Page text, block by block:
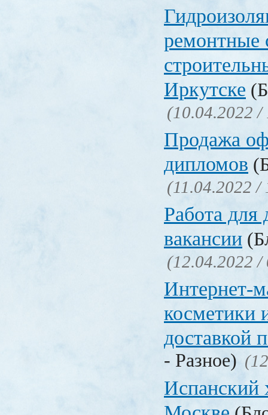
ремонтные
Иркутске
(10.04.2022 /
Продажа
дипломов
(11.04.2022 /
Работа для
вакансии
(12.04.2022 /
Интернет-
косметики
доставкой
- Разное)
Испанский